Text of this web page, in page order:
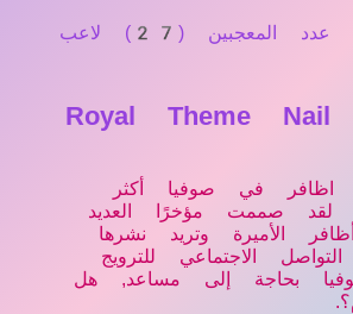
عدد المعجبين (27) لاعب
Royal Theme
اظافر في صوفيا أكثر
لقد صممت مؤخرًا العديد
الأميرة وتريد نشرها
الاجتماعي للترويج
بحاجة إلى مساعد, هل